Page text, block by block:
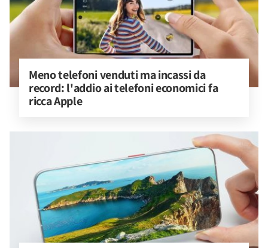
Meno telefoni venduti ma incassi da
record: l'addio ai telefoni economici fa
ricca Apple